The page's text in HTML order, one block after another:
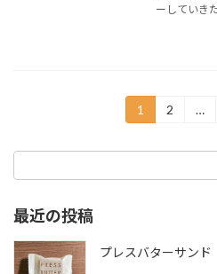
ーしていき
ー
ジ
固
定
ジ
1
固
ジ
2 …
最近の投稿
プレスバターサンド